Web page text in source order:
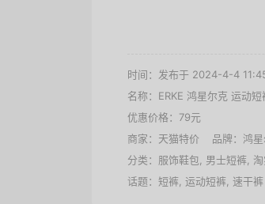
时间：发布于 2024-4-4
名称： ERKE 鸿星尔克 运动
优惠价格： 79元
商家： 天猫特价 品牌： 鸿
分类： 服饰鞋包 男士短裤
话题： 短裤 运动短裤 速干裤